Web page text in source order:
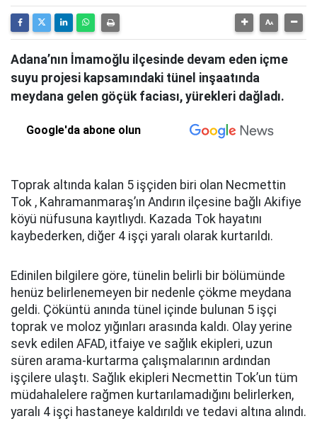
Adana’nın İmamoğlu ilçesinde devam eden içme
suyu projesi kapsamındaki tünel inşaatında
meydana gelen göçük faciası, yürekleri dağladı.
Google'da abone olun
Toprak altında kalan 5 işçiden biri olan Necmettin
Tok , Kahramanmaraş’ın Andırın ilçesine bağlı Akifiye
köyü nüfusuna kayıtlıydı. Kazada Tok hayatını
kaybederken, diğer 4 işçi yaralı olarak kurtarıldı.
Edinilen bilgilere göre, tünelin belirli bir bölümünde
henüz belirlenemeyen bir nedenle çökme meydana
geldi. Çöküntü anında tünel içinde bulunan 5 işçi
toprak ve moloz yığınları arasında kaldı. Olay yerine
sevk edilen AFAD, itfaiye ve sağlık ekipleri, uzun
süren arama-kurtarma çalışmalarının ardından
işçilere ulaştı. Sağlık ekipleri Necmettin Tok’un tüm
müdahalelere rağmen kurtarılamadığını belirlerken,
yaralı 4 işçi hastaneye kaldırıldı ve tedavi altına alındı.